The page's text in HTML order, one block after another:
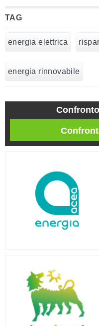
TAG
energia elettrica
energia rinnovabile